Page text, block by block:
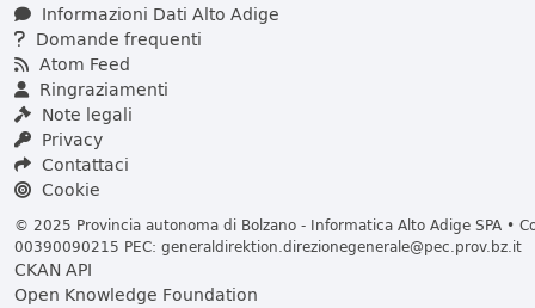
Informazioni Dati Alto Adige
Domande frequenti
Atom Feed
Ringraziamenti
Note legali
Privacy
Contattaci
Cookie
© 2025 Provincia autonoma di Bolzano - Informatica Alto Adige SPA •
00390090215 PEC: generaldirektion.direzionegenerale@pec.prov.bz.it
CKAN API
Open Knowledge Foundation